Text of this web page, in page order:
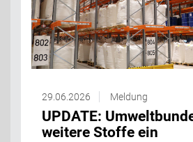
29.06.2026 Meldung
UPDATE:
weitere Stoffe ein